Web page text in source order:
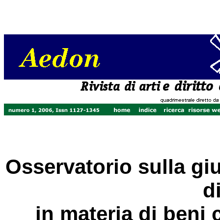
Osservatorio sulla
in materia di beni